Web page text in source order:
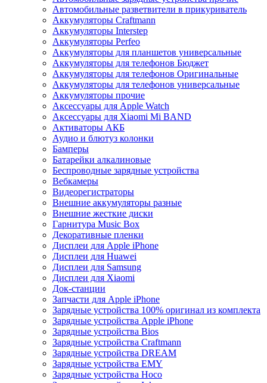
Автомобильные разветвители в прикуриватель
Аккумуляторы Craftmann
Аккумуляторы Interstep
Аккумуляторы Perfeo
Аккумуляторы для планшетов универсальные
Аккумуляторы для телефонов Бюджет
Аккумуляторы для телефонов Оригинальные
Аккумуляторы для телефонов универсальные
Аккумуляторы прочие
Аксессуары для Apple Watch
Аксессуары для Xiaomi Mi BAND
Активаторы АКБ
Аудио и блютуз колонки
Бамперы
Батарейки алкалиновые
Беспроводные зарядные устройства
Вебкамеры
Видеорегистраторы
Внешние аккумуляторы разные
Внешние жесткие диски
Гарнитура Music Box
Декоративные пленки
Дисплеи для Apple iPhone
Дисплеи для Huawei
Дисплеи для Samsung
Дисплеи для Xiaomi
Док-станции
Запчасти для Apple iPhone
Зарядные устройства 100% оригинал из комплекта
Зарядные устройства Apple iPhone
Зарядные устройства Bios
Зарядные устройства Craftmann
Зарядные устройства DREAM
Зарядные устройства EMY
Зарядные устройства Hoco